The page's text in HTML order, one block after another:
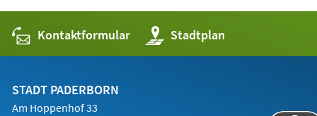
Kontaktformular Stadtplan
(Öffnet
in
einem
STADT PADERBORN
Am Hoppenhof 33